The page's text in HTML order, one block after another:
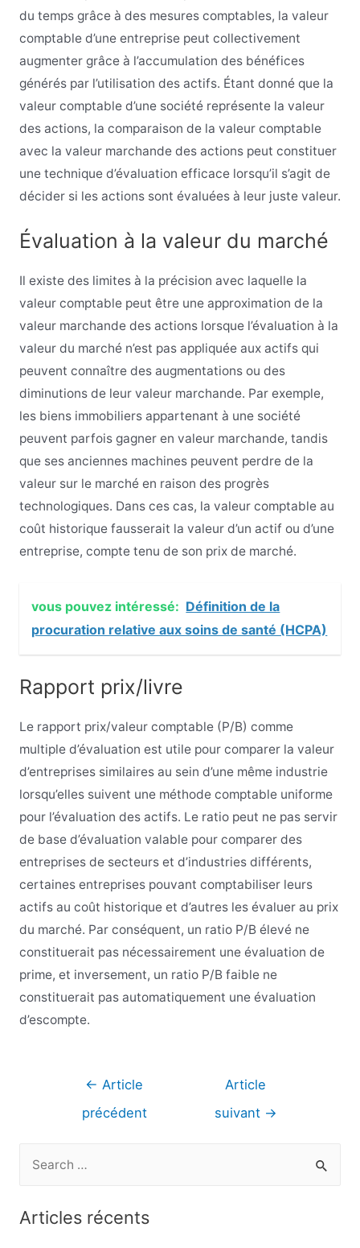
du temps grâce à des mesures comptables, la valeur
comptable d’une entreprise peut collectivement
augmenter grâce à l’accumulation des bénéfices
générés par l’utilisation des actifs. Étant donné que la
valeur comptable d’une société représente la valeur
des actions, la comparaison de la valeur comptable
avec la valeur marchande des actions peut constituer
une technique d’évaluation efficace lorsqu’il s’agit de
décider si les actions sont évaluées à leur juste valeur.
Évaluation à la valeur du marché
Il existe des limites à la précision avec laquelle la
valeur comptable peut être une approximation de la
valeur marchande des actions lorsque l’évaluation à la
valeur du marché n’est pas appliquée aux actifs qui
peuvent connaître des augmentations ou des
diminutions de leur valeur marchande. Par exemple,
les biens immobiliers appartenant à une société
peuvent parfois gagner en valeur marchande, tandis
que ses anciennes machines peuvent perdre de la
valeur sur le marché en raison des progrès
technologiques. Dans ces cas, la valeur comptable au
coût historique fausserait la valeur d’un actif ou d’une
entreprise, compte tenu de son prix de marché.
vous pouvez intéressé: Définition de la
procuration relative aux soins de santé (HCPA)
Rapport prix/livre
Le rapport prix/valeur comptable (P/B) comme
multiple d’évaluation est utile pour comparer la valeur
d’entreprises similaires au sein d’une même industrie
lorsqu’elles suivent une méthode comptable uniforme
pour l’évaluation des actifs. Le ratio peut ne pas servir
de base d’évaluation valable pour comparer des
entreprises de secteurs et d’industries différents,
certaines entreprises pouvant comptabiliser leurs
actifs au coût historique et d’autres les évaluer au prix
du marché. Par conséquent, un ratio P/B élevé ne
constituerait pas nécessairement une évaluation de
prime, et inversement, un ratio P/B faible ne
constituerait pas automatiquement une évaluation
d’escompte.
Navigation
l’article
← Article
précédent
Article
suivant →
Articles récents